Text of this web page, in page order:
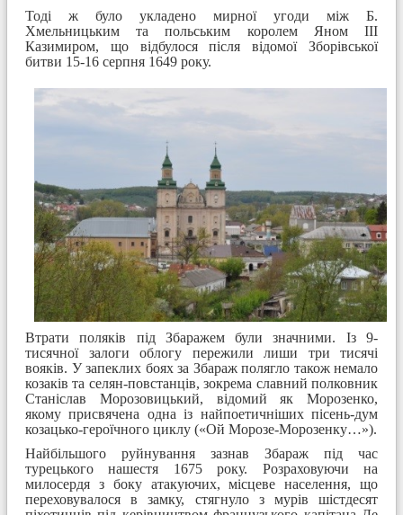
Тоді ж було укладено мирної угоди між Б.
Хмельницьким та польським королем Яном III
Казимиром, що відбулося після відомої Зборівської
битви 15-16 серпня 1649 року.
Втрати поляків під Збаражем були значними. Із 9-
тисячної залоги облогу пережили лиши три тисячі
вояків. У запеклих боях за Збараж полягло також немало
козаків та селян-повстанців, зокрема славний полковник
Станіслав Морозовицький, відомий як Морозенко,
якому присвячена одна із найпоетичніших пісень-дум
козацько-героїчного циклу («Ой Морозе-Морозенку…»).
Найбільшого руйнування зазнав Збараж під час
турецького нашестя 1675 року. Розраховуючи на
милосердя з боку атакуючих, місцеве населення, що
переховувалося в замку, стягнуло з мурів шістдесят